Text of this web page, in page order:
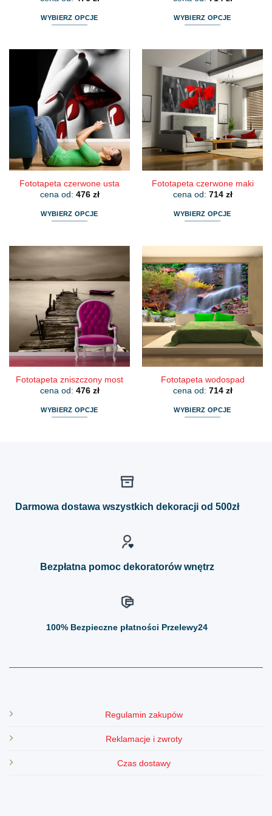
WYBIERZ OPCJE
ma
wiele
wariantów.
Opcje
można
wybrać
na
stronie
produktu
WYBIERZ OPCJE
ma
wiele
wariantów.
Opcje
można
wybrać
stronie
produktu
Fototapeta czerwone usta
cena od: 476 zł
WYBIERZ OPCJE
wariantów.
Opcje
można
wybrać
na
stronie
produktu
Fototapeta czerwone maki
cena od: 714 zł
WYBIERZ OPCJE
wiele
wariantów.
Opcje
można
wybrać
na
stronie
produktu
Fototapeta zniszczony most
cena od: 476 zł
WYBIERZ OPCJE
Fototapeta wodospad
cena od: 714 zł
WYBIERZ OPCJE
można
Darmowa dostawa wszystkich dekoracji od 500zł
Bezpłatna pomoc dekoratorów wnętrz
100% Bezpieczne płatności Przelewy24
Regulamin zakupów
Reklamacje i zwroty
Czas dostawy